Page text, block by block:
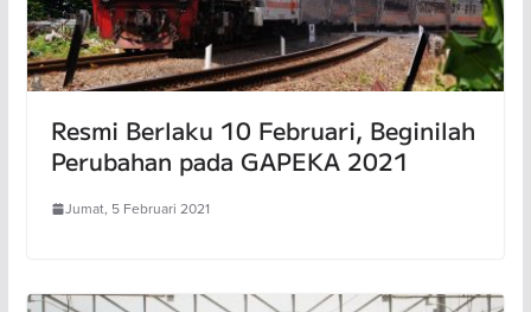
Resmi Berlaku 10 Februari, Beginilah
Perubahan pada GAPEKA 2021
Jumat, 5 Februari 2021